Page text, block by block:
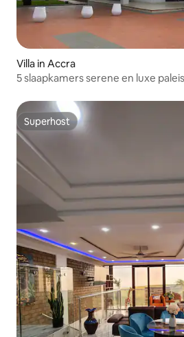
Villa in Accra
5 slaapkamers serene en luxe
Superhost
Superhost